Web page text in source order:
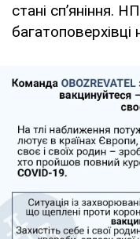
стані сп’яніння.